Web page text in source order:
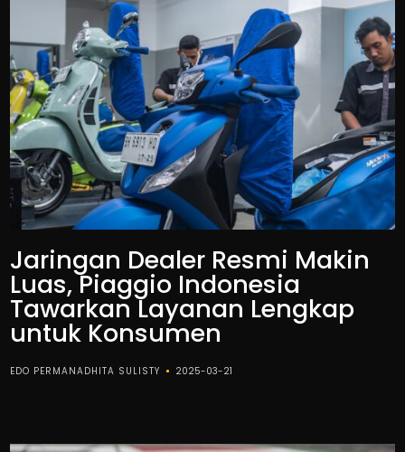
Jaringan Dealer Resmi Makin
Luas, Piaggio Indonesia
Tawarkan Layanan Lengkap
untuk Konsumen
EDO PERMANADHITA SULISTY 2025-03-21